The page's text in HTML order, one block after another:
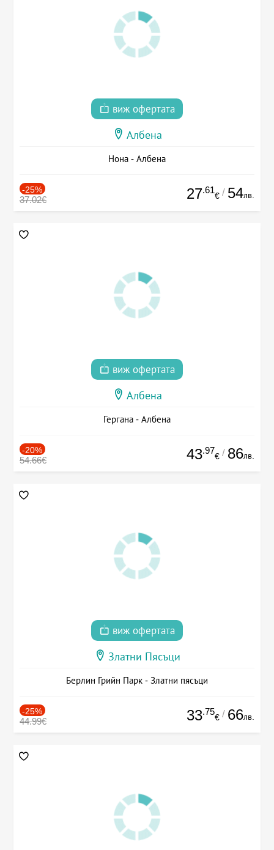
виж офертата
Албена
Нона - Албена
-25%
37.02€ 27.61
€ / 54лв.
виж офертата
Албена
Гергана - Албена
-20%
54.66€ 43.97
€ / 86лв.
виж офертата
Златни Пясъци
Берлин Грийн Парк - Златни пясъци
-25%
44.99€ 33.75
€ / 66лв.